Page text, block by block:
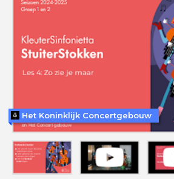
Het Koninklijk Concertgebouw